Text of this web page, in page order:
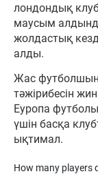
лондондық
маусым
жолдастық
алды.
Жас
тәжірибесін
Еуропа
үшін басқа
ықтимал.
How many players